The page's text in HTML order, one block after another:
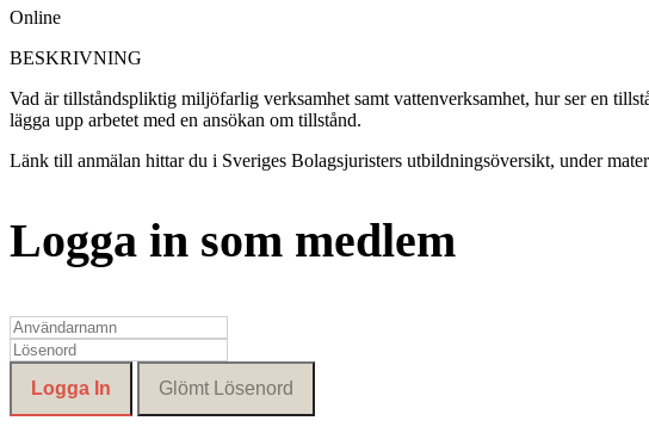
Online
BESKRIVNING
Vad är tillståndspliktig miljöfarlig verksamhet samt vattenverksamhet, hur ser en
lägga upp arbetet med en ansökan om tillstånd.
Länk till anmälan hittar du i Sveriges Bolagsjuristers utbildningsöversikt, under
Logga in som medlem